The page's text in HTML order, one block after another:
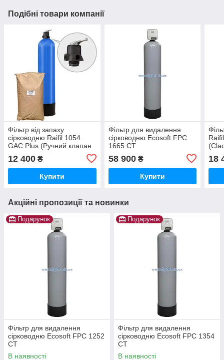
Подібні товари компанії
Фільтр від запаху
сірководню Raifil 1054
GAC Plus (Ручний клапан
12 400 ₴
Купити
Фільтр для видалення
сірководню Ecosoft FPC
1665 CT
58 900₴
Купити
18
Акційні пропозиції та новинки
Подарунок
Фільтр для видалення
сірководню Ecosoft FPC 1252
CT
В наявності
Подарунок
Фільтр для видалення
сірководню Ecosoft FPC 1354
CT
В наявності